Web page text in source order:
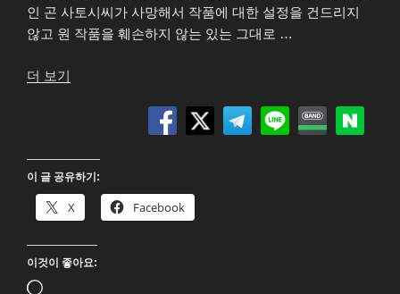
인 곤 사토시씨가 사망해서 작품에 대한 설정을 건드리지
않고 원 작품을 훼손하지 않는 있는 그대로 …
더 보기
루
(パ
ー
フ
ェ
ク
이 글 공유하기:
X Facebook
이것이 좋아요:
로